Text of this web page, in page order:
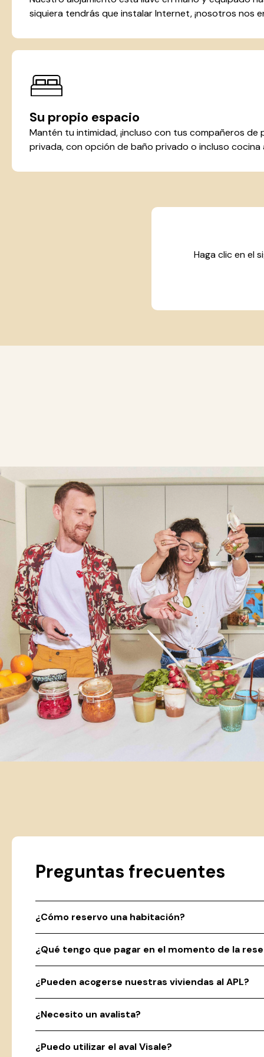
siquiera tendrás que instalar Internet, ¡nosotros nos
Su propio espacio
Mantén tu intimidad, ¡incluso con tus compañeros de
privada, con opción de baño privado o incluso cocina
Haga clic en el
Preguntas frecuentes
¿Cómo reservo una habitación?
¿Qué tengo que pagar en el momento de la
¿Pueden acogerse nuestras viviendas al APL?
¿Necesito un avalista?
¿Puedo utilizar el aval Visale?